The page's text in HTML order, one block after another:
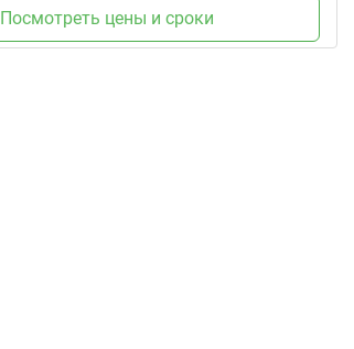
Посмотреть цены и сроки